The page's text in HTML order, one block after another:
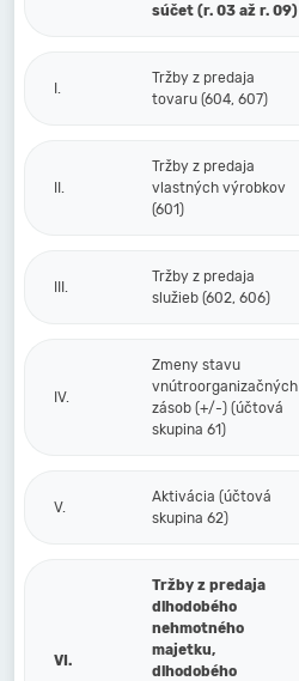
súčet (r. 03 až r. 09)
I.
Tržby z predaja
tovaru (604, 607)
II.
Tržby z predaja
vlastných výrobkov
(601)
III.
Tržby z predaja
služieb (602, 606)
IV.
Zmeny stavu
vnútroorganizačných
zásob (+/-) (účtová
skupina 61)
V.
Aktivácia (účtová
skupina 62)
VI.
Tržby z predaja
dlhodobého
nehmotného
majetku,
dlhodobého